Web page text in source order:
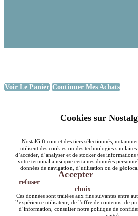
Voir Le Panier Continuer Mes Achats
Cookies sur
NostalGift.com et des tiers sélectionnés,
utilisent des cookies ou des technologies
d’accéder, d’analyser et de stocker des informations
votre terminal ainsi que certaines données
données de navigation, d’utilisation ou de
Accepter
refuser
choix
Ces données sont traitées aux fins suivantes entre
l’expérience utilisateur, de l'offre de contenus, de
d’information, consulter notre politique de